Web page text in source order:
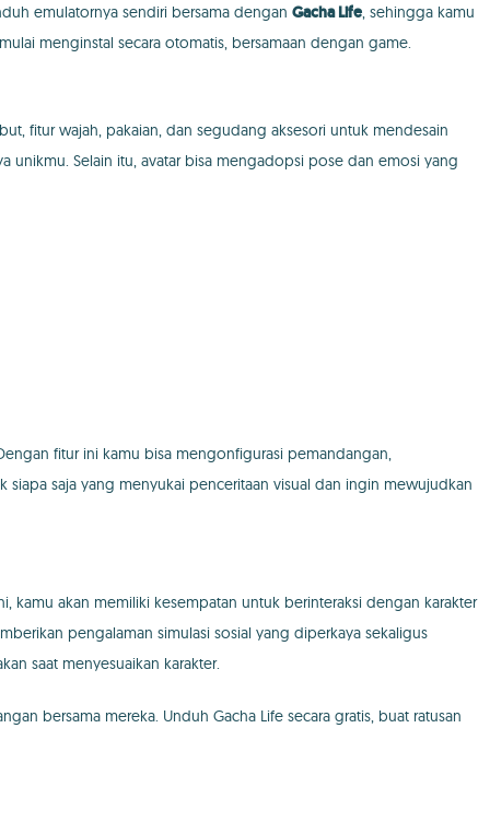
emulatornya sendiri bersama dengan Gacha Life, sehingga kamu
menginstal secara otomatis, bersamaan dengan game.
fitur wajah, pakaian, dan segudang aksesori untuk mendesain
unikmu. Selain itu, avatar bisa mengadopsi pose dan emosi yang
fitur ini kamu bisa mengonfigurasi pemandangan,
saja yang menyukai penceritaan visual dan ingin mewujudkan
kamu akan memiliki kesempatan untuk berinteraksi dengan karakter
pengalaman simulasi sosial yang diperkaya sekaligus
saat menyesuaikan karakter.
bersama mereka. Unduh Gacha Life secara gratis, buat ratusan